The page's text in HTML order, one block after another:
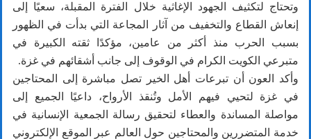
وتحتاج لتكثيف الجهود الإغاثية خلال الفترة المقبلة، سعيًا إلى
إنعاش القطاع والتخفيف من آثار المجاعة التي بدأت في الظهور
بسبب الحرب منذ أكثر من عامين، مؤكدًا ثقته الكبيرة في
متبرعي الكويت الكرام في الوقوف إلى جانب أشقائهم في غزة.
وأكد العون أن تبرعات أهل الخير تصل مباشرة إلى المحتاجين
في غزة لتحيي فيهم الأمل وتُنقذ الأرواح، داعيًا الجميع إلى
مواصلة المساندة والعطاء لتحقيق رسالة الجمعية الإنسانية في
خدمة المتضررين والمحتاجين حول العالم عبر الموقع الإلكتروني